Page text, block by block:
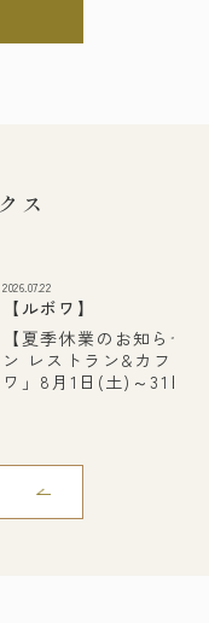
ス
【夏季休業のお知らせ
ン レストラン&カフェ
ワ」8月1日(土)～31日(
【ルボワ】
2026.07.22